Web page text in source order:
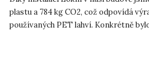
plastu a 784 kg CO2, což odpovídá
používaných PET lahví. Konkrétně